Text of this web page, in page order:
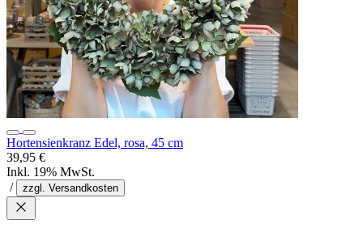
Hortensienkranz Edel, rosa, 45 cm
39,95 €
Inkl. 19% MwSt.
/
zzgl. Versandkosten